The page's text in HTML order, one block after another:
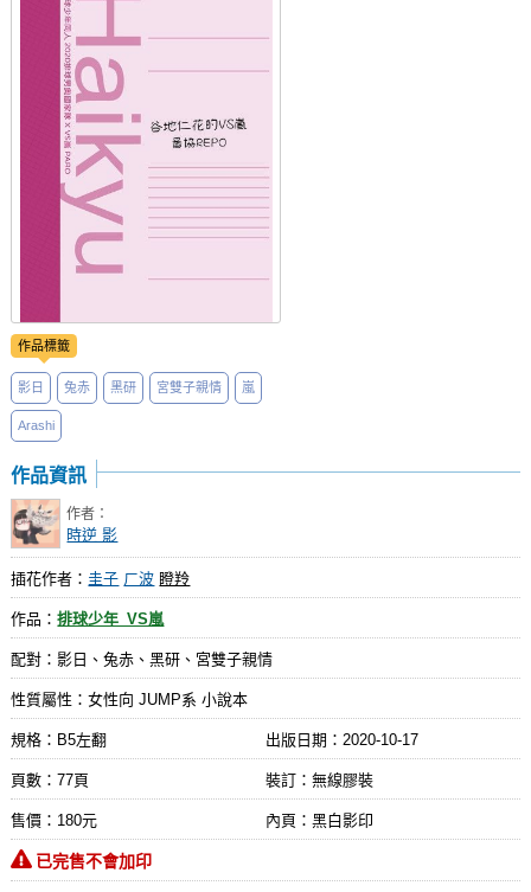
作品標籤
影日 兔赤 黑研 宮雙子親情 嵐
Arashi
作品資訊
作者：
時逆 影
插花作者： 圭子 ㄏ波 瞪羚
作品：排球少年_VS嵐
配對：影日、兔赤、黑研、宮雙子親情
性質屬性：女性向 JUMP系 小說本
規格：B5左翻 出版日期： 2020-10-17
頁數：77頁 裝訂：無線膠裝
售價：180元 內頁：黑白影印
已完售不會加印